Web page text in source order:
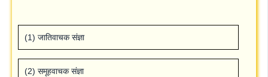
(1) जातिवाचक संज्ञा
(2) समूहवाचक संज्ञा